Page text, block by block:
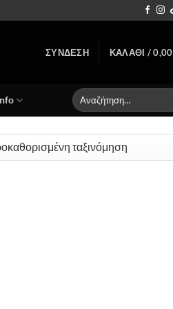
ΣΎΝΔΕΣΗ ΚΑΛΆΘΙ /0,00
Αναζήτηση
για: